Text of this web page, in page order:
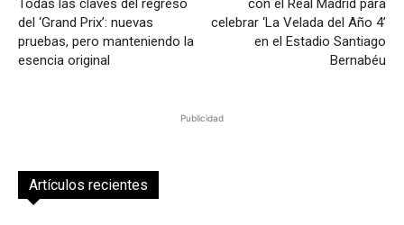
Todas las claves del regreso
del ‘Grand Prix’: nuevas
pruebas, pero manteniendo la
esencia original
con el Real Madrid para
celebrar ‘La Velada del Año 4’
en el Estadio Santiago
Bernabéu
Publicidad
Artículos recientes